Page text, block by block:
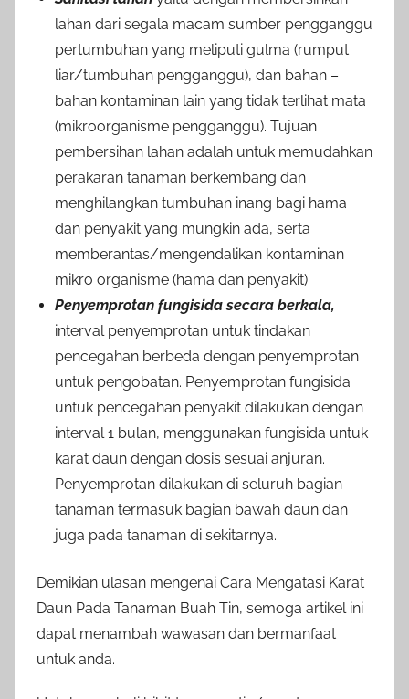
lahan dari segala macam sumber pengganggu
pertumbuhan yang meliputi gulma (rumput
liar/tumbuhan pengganggu), dan bahan –
bahan kontaminan lain yang tidak terlihat mata
(mikroorganisme pengganggu). Tujuan
pembersihan lahan adalah untuk memudahkan
perakaran tanaman berkembang dan
menghilangkan tumbuhan inang bagi hama
dan penyakit yang mungkin ada, serta
memberantas/mengendalikan kontaminan
mikro organisme (hama dan penyakit).
Penyemprotan fungisida secara berkala,
interval penyemprotan untuk tindakan
pencegahan berbeda dengan penyemprotan
untuk pengobatan. Penyemprotan fungisida
untuk pencegahan penyakit dilakukan dengan
interval 1 bulan, menggunakan fungisida untuk
karat daun dengan dosis sesuai anjuran.
Penyemprotan dilakukan di seluruh bagian
tanaman termasuk bagian bawah daun dan
juga pada tanaman di sekitarnya.
Demikian ulasan mengenai Cara Mengatasi Karat
Daun Pada Tanaman Buah Tin, semoga artikel ini
dapat menambah wawasan dan bermanfaat
untuk anda.